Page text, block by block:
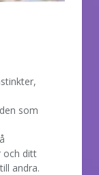
som
och ditt
andra.